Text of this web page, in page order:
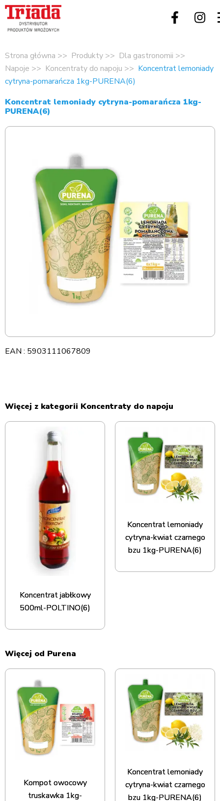
Strona główna Produkty
Dla gastronomii
Napoje
Koncentraty do napoju
Koncentrat lemoniady
cytryna-pomarańcza 1kg-PURENA(6)
Koncentrat lemoniady cytryna-pomarańcza 1kg-
PURENA(6)
EAN : 5903111067809
Więcej z kategorii Koncentraty do napoju
Koncentrat jabłkowy
500ml-POLTINO(6)
Koncentrat lemoniady
cytryna-kwiat czarnego
bzu 1kg-PURENA(6)
Więcej od Purena
Kompot owocowy
truskawka 1kg-
Koncentrat lemoniady
cytryna-kwiat czarnego
bzu 1kg-PURENA(6)